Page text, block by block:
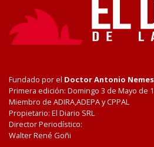
Fundado por el Doctor Antonio
Primera edición: Domingo 3 de Mayo de
Miembro de ADIRA,ADEPA y CPPAL
Propietario: El Diario SRL
Director Periodístico:
Walter René Goñi